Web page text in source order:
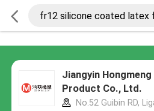
Jiangyin
Product Co., Ltd.
No.52 Guibin RD,